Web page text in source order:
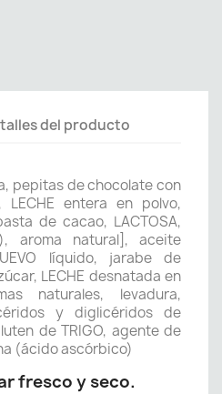
del producto
pepitas de chocolate con
LECHE entera en polvo,
de cacao, LACTOSA,
aroma natural], aceite
líquido, jarabe de
LECHE desnatada en
naturales, levadura,
y diglicéridos de
de TRIGO, agente de
(ácido ascórbico)
fresco y seco.